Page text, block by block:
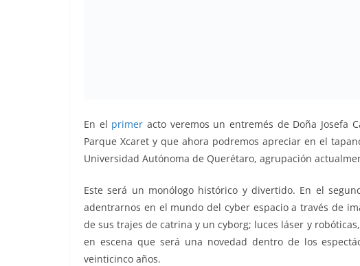
En el primeracto veremos un entremés de Doña Josefa
Parque Xcaret y que ahora podremos apreciar en el
Universidad Autónoma de Querétaro, agrupación
Este será un monólogo histórico y divertido. En el
adentrarnos en el mundo del cyber espacio a través de
de sus trajes de catrina y un cyborg; luces láser y
en escena que será una novedad dentro de los
veinticinco años.